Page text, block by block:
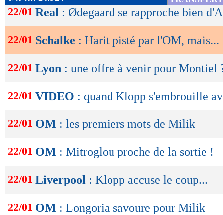
de
OK
22/01 Real : Ødegaard se rapproche bien
22/01 Schalke : Harit pisté par l'OM, mais...
22/01 Lyon : une offre à venir pour Montiel
22/01 VIDEO : quand Klopp s'embrouille
22/01 OM : les premiers mots de Milik
22/01 OM : Mitroglou proche de la sortie !
22/01 Liverpool : Klopp accuse le coup...
22/01 OM : Longoria savoure pour Milik